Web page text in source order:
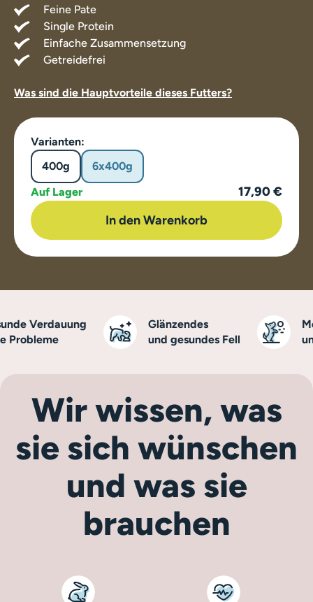
Feine Pate
Single Protein
Einfache Zusammensetzung
Getreidefrei
Was sind die Hauptvorteile dieses Futters?
Varianten:
400g
6x400g
Auf Lager
17,90 €
In den Warenkorb
Verdauung
Glänzendes
und gesundes Fell
Wir wissen, was
sie sich wünschen
und was sie
brauchen